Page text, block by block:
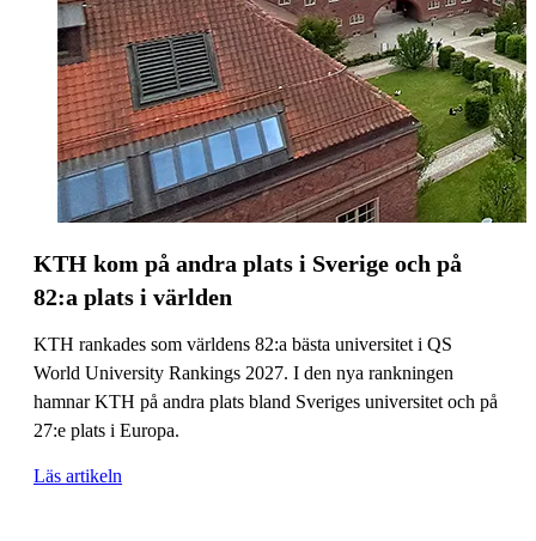
KTH kom på andra plats i Sverige och på
82:a plats i världen
KTH rankades som världens 82:a bästa universitet i QS
World University Rankings 2027. I den nya rankningen
hamnar KTH på andra plats bland Sveriges universitet och på
27:e plats i Europa.
Läs artikeln